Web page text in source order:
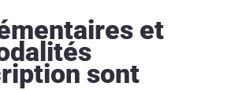
et
sont